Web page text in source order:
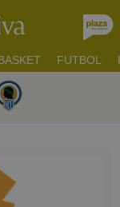
FUTBOL